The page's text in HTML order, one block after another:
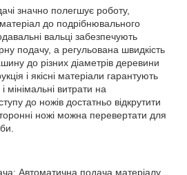
значно полегшує роботу,
до подрібнювального
вальці забезпечують
подачу, а регульована швидкість
до різних діаметрів деревини
і якісні матеріали гарантують
мінімальні витрати на
до ножів достатньо відкрутити
ножі можна перевертати для
Автоматична подача матеріалу